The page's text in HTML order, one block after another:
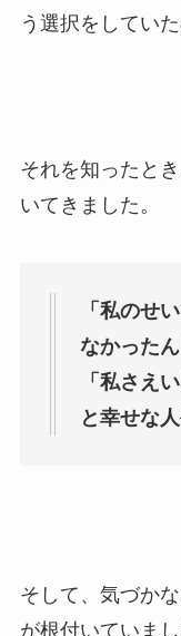
う選択をしていた
それを知ったと
いてきました。
「私のせ
なかったん
「私さえ
と幸せな
そして、気づか
が根付いていまし